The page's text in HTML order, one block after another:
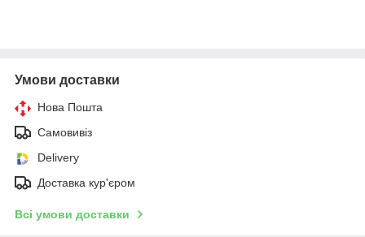
Умови доставки
Нова Пошта
Самовивіз
Delivery
Доставка кур'єром
Всі умови доставки